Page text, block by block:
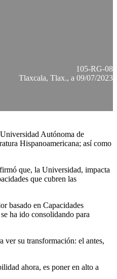
105-RG-08
Tlaxcala, Tlax., a 09/07/2023
Autónoma de
Hispanoamericana; así como
que, la Universidad, impacta
que cubren las
basado en Capacidades
ha ido consolidando para
ver su transformación: el antes,
ahora, es poner en alto a